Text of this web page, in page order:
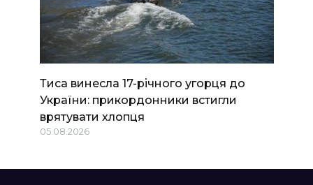
Тиса винесла 17-річного угорця до
України: прикордонники встигли
врятувати хлопця
05.08.2026